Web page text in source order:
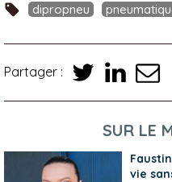
dipropneu
Partager :
SUR LE
vie